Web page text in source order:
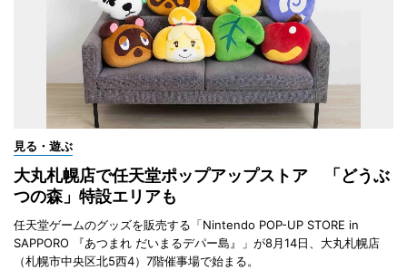
見る・遊ぶ
大丸札幌店で任天堂ポップアップストア 「どうぶ
つの森」特設エリアも
任天堂ゲームのグッズを販売する「Nintendo POP-UP STORE in
SAPPORO 『あつまれ だいまるデパー島』」が8月14日、大丸札幌店
（札幌市中央区北5西4）7階催事場で始まる。